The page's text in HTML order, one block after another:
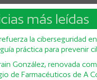
más leídas
la ciberseguridad
práctica para prevenir
González, renovada
de Farmacéuticos de A